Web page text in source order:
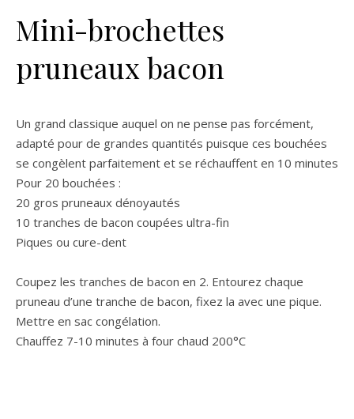
Mini-brochettes
pruneaux bacon
Un grand classique auquel on ne pense pas forcément,
adapté pour de grandes quantités puisque ces bouchées
se congèlent parfaitement et se réchauffent en 10 minutes
Pour 20 bouchées :
20 gros pruneaux dénoyautés
10 tranches de bacon coupées ultra-fin
Piques ou cure-dent
Coupez les tranches de bacon en 2. Entourez chaque
pruneau d’une tranche de bacon, fixez la avec une pique.
Mettre en sac congélation.
Chauffez 7-10 minutes à four chaud 200°C